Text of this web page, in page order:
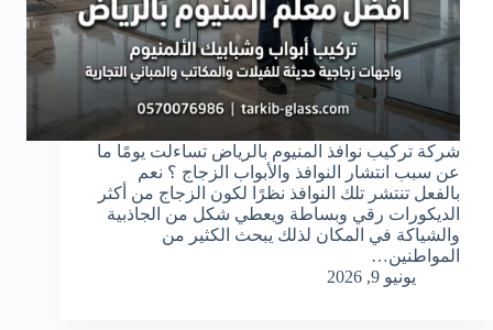
شركة تركيب نوافذ المنيوم بالرياض تساءلت يومًا ما
عن سبب انتشار النوافذ والأبواب الزجاج ؟ نعم
بالفعل تنتشر تلك النوافذ نظرًا لكون الزجاج من أكثر
الديكورات رقي وبساطة ويعطي شكل من الجاذبية
والشياكة في المكان لذلك يبحث الكثير من
المواطنين…
يونيو 9, 2026